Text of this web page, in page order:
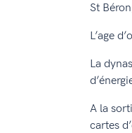
St
L’age
La
A la
cartes